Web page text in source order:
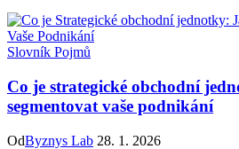
Slovník Pojmů
Co je strategické obchodní
segmentovat vaše podnikání
OdByznys Lab 28. 1. 2026